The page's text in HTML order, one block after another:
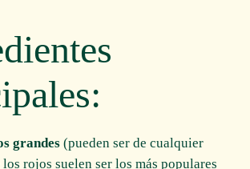
grandes (pueden ser de cualquier
rojos suelen ser los más populares